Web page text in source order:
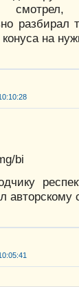
разбирал
конуса на
авторскому